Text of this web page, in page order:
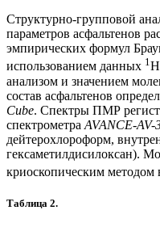
Структурно-групповой
параметров асфальтенов
эмпирических формул
использованием данных 1
анализом и значением
состав асфальтенов
Сube. Спектры ПМР
спектрометра AVANCE-AV-
дейтерохлороформ,
гексаметилдисилоксан).
криоскопическим методом
Таблица 2.